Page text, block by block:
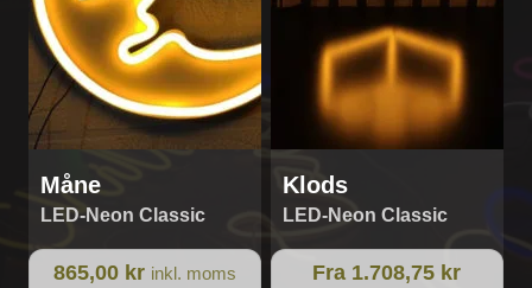
Måne
LED-Neon Classic
865,00 kr inkl. moms
Klods
LED-Neon Classic
Fra 1.708,75 kr
vælges
varesiden